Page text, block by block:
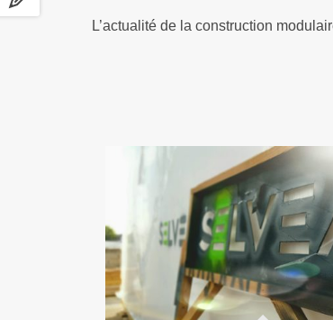
L’actualité de la construction